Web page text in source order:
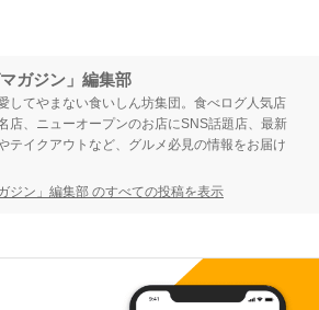
マガジン」編集部
してやまない食いしん坊集団。食べログ人気店
店、ニューオープンのお店にSNS話題店、最新
テイクアウトなど、グルメ必見の情報をお届け
ジン」編集部 のすべての投稿を表示